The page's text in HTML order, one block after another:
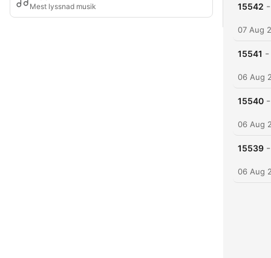
Mest lyssnad musik 15542 -
07 Aug
15541 -
06 Aug
15540 -
06 Aug
15539 -
06 Aug